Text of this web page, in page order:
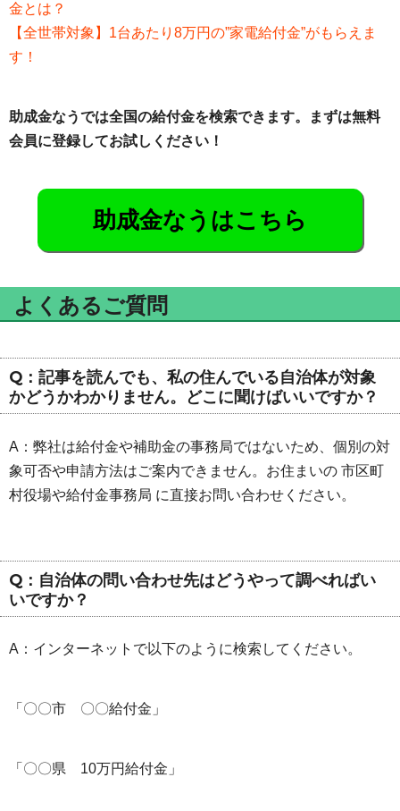
金とは？
【全世帯対象】1台あたり8万円の”家電給付金”がもらえま
す！
助成金なうでは全国の給付金を検索できます。まずは無料
会員に登録してお試しください！
助成金なうはこちら
よくあるご質問
Q：記事を読んでも、私の住んでいる自治体が対象
かどうかわかりません。どこに聞けばいいですか？
A：弊社は給付金や補助金の事務局ではないため、個別の対
象可否や申請方法はご案内できません。お住まいの 市区町
村役場や給付金事務局 に直接お問い合わせください。
Q：自治体の問い合わせ先はどうやって調べればい
いですか？
A：インターネットで以下のように検索してください。
「〇〇市 〇〇給付金」
「〇〇県 10万円給付金」